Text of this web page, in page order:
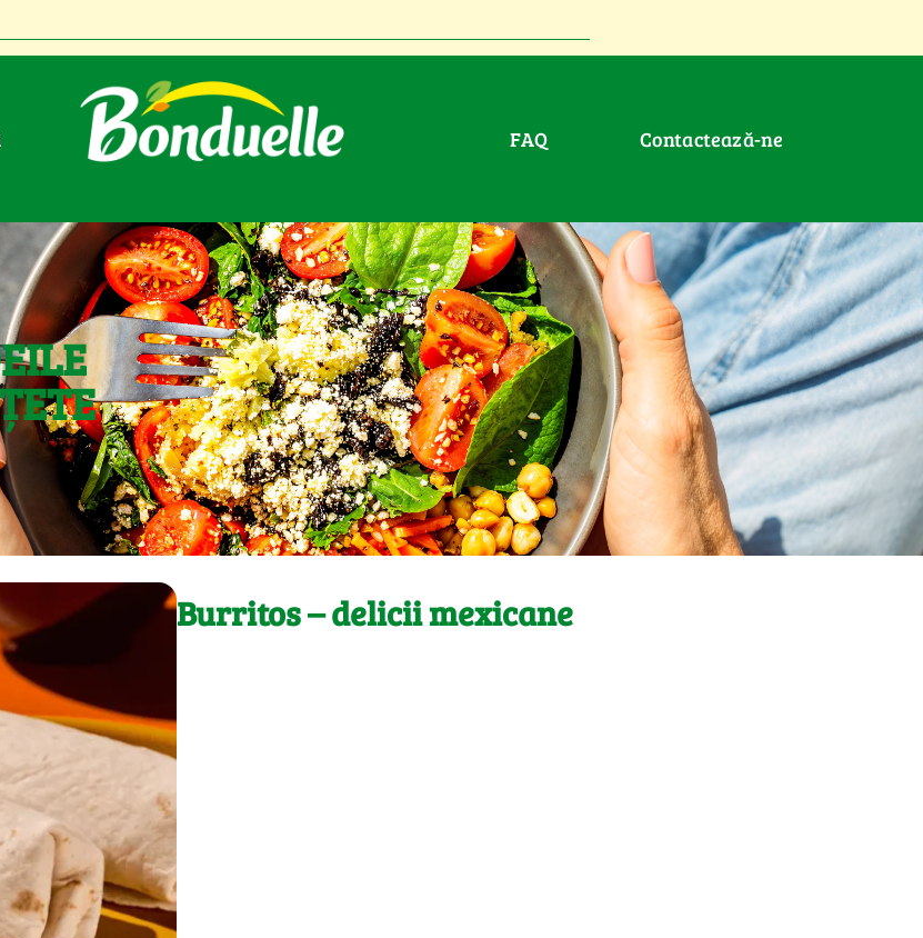
FAQ Contactează-ne
Burritos – delicii mexicane